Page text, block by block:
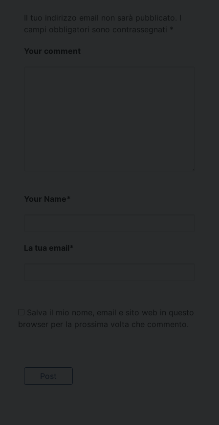
Il tuo indirizzo email non sarà pubblicato.
campi obbligatori sono contrassegnati *
Your comment
Your Name*
La tua email*
Salva il mio nome, email e sito web in questo
browser per la prossima volta che commento.